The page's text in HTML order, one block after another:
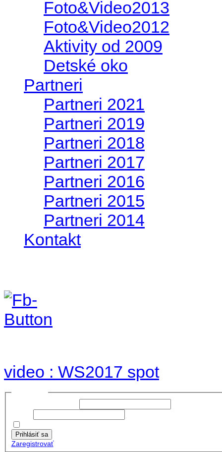
Foto&Video2013
Foto&Video2012
Aktivity od 2009
Detské oko
Partneri
Partneri 2021
Partneri 2019
Partneri 2018
Partneri 2017
Partneri 2016
Partneri 2015
Partneri 2014
Kontakt
video : WS2017 spot
Prihlásiť sa
Zaregistrovať